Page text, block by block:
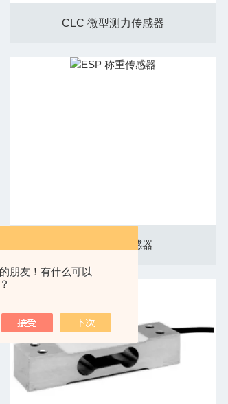
朋友！有什么可以
CLC 微型测力传感器
ESP 称重传感器